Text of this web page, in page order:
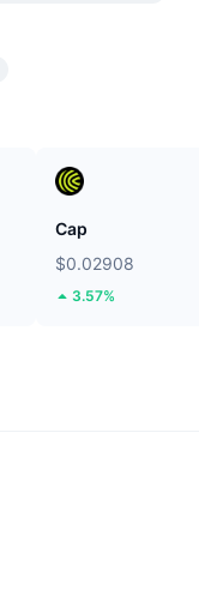
Cap
$0.02908
3.57%